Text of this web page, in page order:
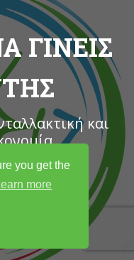
ΓΙΝΕΙΣ
και
ΣΟΥ
you get the
more